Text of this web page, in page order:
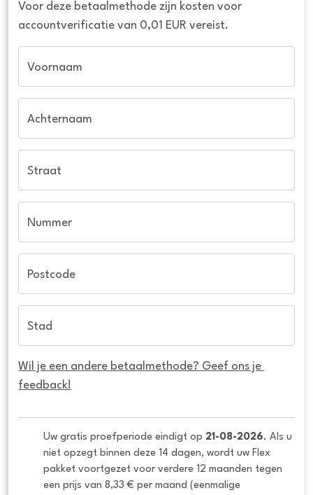
Voor deze betaalmethode zijn kosten voor
accountverificatie van 0,01 EUR vereist.
Voornaam
Achternaam
Straat
Nummer
Postcode
Stad
Wil je een andere betaalmethode? Geef ons je
feedback!
Uw gratis proefperiode eindigt op 21-08-2026. Als u
niet opzegt binnen deze 14 dagen, wordt uw Flex
pakket voortgezet voor verdere 12 maanden tegen
een prijs van 8,33 € per maand (eenmalige